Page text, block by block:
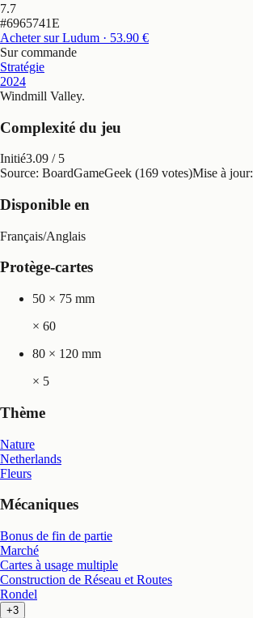
7.7
#6965741E
Acheter sur Ludum · 53.90 €
Sur commande
Stratégie
2024
Windmill Valley.
Complexité du jeu
Initié3.09 / 5
Source: BoardGameGeek (169 votes)Mise à jour:
Disponible en
Français/Anglais
Protège-cartes
50 × 75 mm
× 60
80 × 120 mm
× 5
Thème
Nature
Netherlands
Fleurs
Mécaniques
Bonus de fin de partie
Marché
Cartes à usage multiple
Construction de Réseau et Routes
Rondel
+3